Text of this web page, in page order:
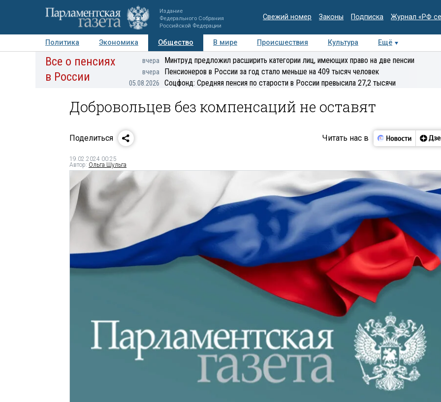
Издание
Федерального Собрания
Российской Федерации
Свежий номер Законы Подписка Журнал «РФ
Политика Экономика Общество В мире Происшествия Культура
Ещё
Авторы Персоны Мнения Регионы Медиацентр Интервью Колумнисты
Все о пенсиях
в России
вчера Минтруд предложил расширить категории лиц, имеющих право на две пенсии
вчера Пенсионеров в России за год стало меньше на 409 тысяч человек
05.08.2026 Соцфонд: Средняя пенсия по старости в России превысила 27,2 тысячи
Добровольцев без компенсаций не оставят
Поделиться Читать нас в
19.02.2024 00:25
Автор: Ольга Шульга